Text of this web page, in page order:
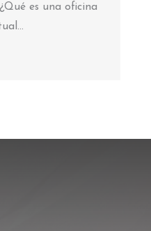
es una oficina